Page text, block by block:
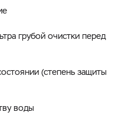
грубой очистки перед
(степень защиты
воды